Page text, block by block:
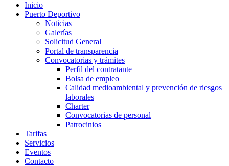
Inicio
Puerto Deportivo
Noticias
Galerías
Solicitud General
Portal de transparencia
Convocatorias y trámites
Perfil del contratante
Bolsa de empleo
Calidad medioambiental y prevención de riesgos
laborales
Charter
Convocatorias de personal
Patrocinios
Tarifas
Servicios
Eventos
Contacto